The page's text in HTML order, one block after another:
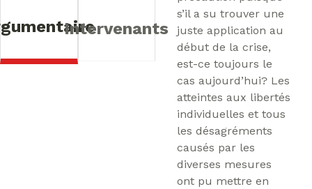
Intervenants
s’il a su trouver une
juste application au
début de la crise,
est-ce toujours le
cas aujourd’hui? Les
atteintes aux libertés
individuelles et tous
les désagréments
causés par les
diverses mesures
ont pu mettre en